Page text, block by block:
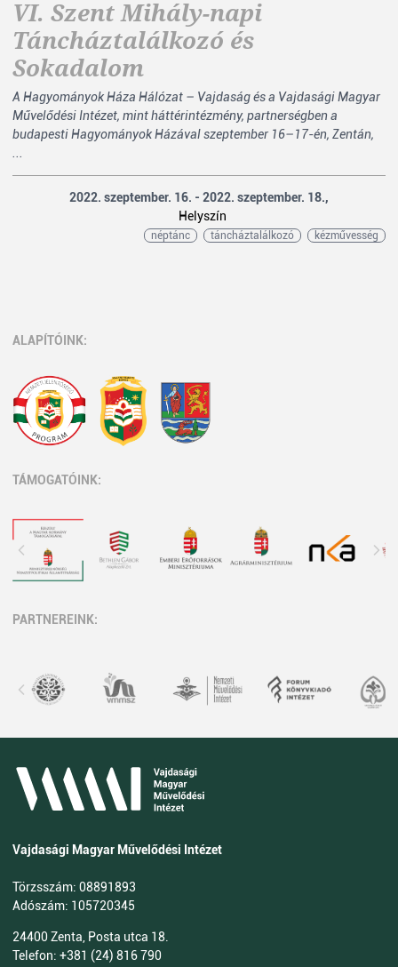
VI. Szent Mihály-napi
Táncháztalálkozó és
Sokadalom
A Hagyományok Háza Hálózat – Vajdaság és a Vajdasági Magyar
Művelődési Intézet, mint háttérintézmény, partnerségben a
budapesti Hagyományok Házával szeptember 16–17-én, Zentán,
2022. szeptember. 16. - 2022. szeptember. 18.,
Helyszín
néptánc táncháztalálkozó kézművesség
ALAPÍTÓINK:
TÁMOGATÓINK:
PARTNEREINK:
Vajdasági Magyar Művelődési Intézet
Törzsszám: 08891893
Adószám: 105720345
24400 Zenta, Posta utca 18.
Telefon: +381 (24) 816 790